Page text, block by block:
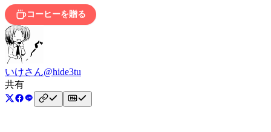
コーヒーを贈る
いけさん@hide3tu
共有